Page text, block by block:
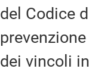
del Codice
dei vincoli